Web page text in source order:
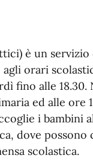
è un
orari
fino alle
ed alle ore
i bambini
dove
scolastica.